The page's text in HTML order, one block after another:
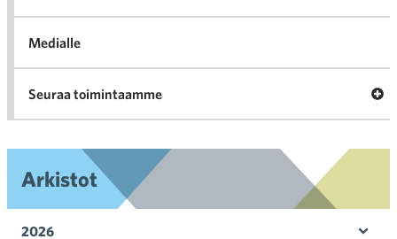
Medialle
Seuraa toimintaamme
Arkistot
2026